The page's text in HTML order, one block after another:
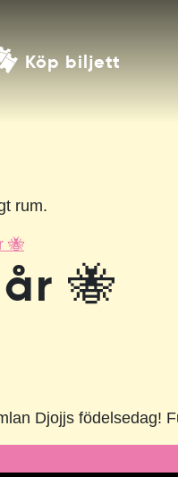
Köp biljett
rum.
🐝
🐝
Djojjs födelsedag!